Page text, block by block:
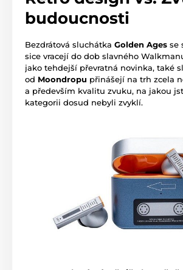
budoucnosti
Bezdrátová sluchátka Golden Ages se
sice vracejí do dob slavného
jako tehdejší převratná novinka, také
od Moondropu přinášejí na trh zcela
a především kvalitu zvuku, na jakou
kategorii dosud nebyli zvyklí.